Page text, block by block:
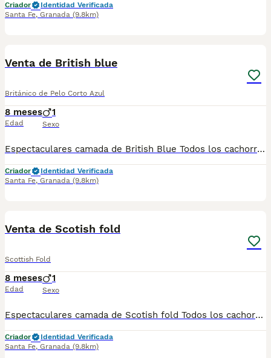
Criador
Identidad Verificada
Santa Fe, Granada (9.8km)
Venta de British blue
Británico de Pelo Corto Azul
8 meses
Edad
1
Sexo
Espectaculares camada de British Blue Todos los cachorritos se entregan con unos dos meses y medio de edad y sus vacunas correspondientes, desparasitados interna y externamente, con certificado de salud, y garantía tanto por enfermedad vírica como congénito genética. Posibilidad de entregar en toda España mediante transporte propio preparado para animales y con chofer privado. Los precios pueden variar según las características y morfología de cada cachorro. Añádenos al whats app o llámanos, y encantados atenderemos todas tus dudas y consultas. Teléfono / Whats app: 641 92 23 90
Criador
Identidad Verificada
Santa Fe, Granada (9.8km)
Venta de Scotish fold
Scottish Fold
8 meses
Edad
1
Sexo
Espectaculares camada de Scotish fold Todos los cachorritos se entregan con unos dos meses y medio de edad y sus vacunas correspondientes, desparasitados interna y externamente, con certificado de salud, y garantía tanto por enfermedad vírica como congénito genética. Posibilidad de entregar en toda España mediante transporte propio preparado para animales y con chofer privado. Los precios pueden variar según las características y morfología de cada cachorro. Añádenos al whats app o llámanos, y encantados atenderemos todas tus dudas y consultas. Teléfono / Whats app: 641 92 23 90
Criador
Identidad Verificada
Santa Fe, Granada (9.8km)